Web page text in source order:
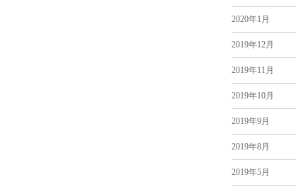
2020年1月
2019年12月
2019年11月
2019年10月
2019年9月
2019年8月
2019年5月